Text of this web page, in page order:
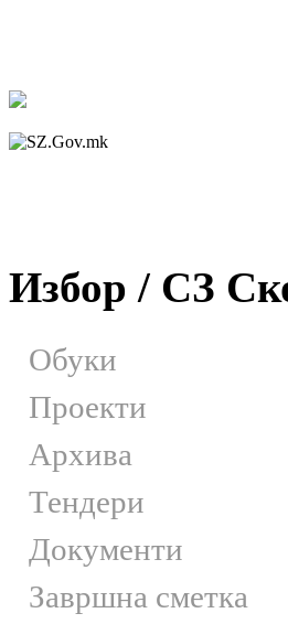
Избор / СЗ
Обуки
Проекти
Архива
Тендери
Документи
Завршна сметка